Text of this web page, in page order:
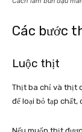
Các bước
Luộc thịt
Thịt ba chỉ và thịt
để loại bỏ tạp chất,